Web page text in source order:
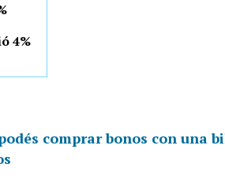
4%
comprar bonos con una